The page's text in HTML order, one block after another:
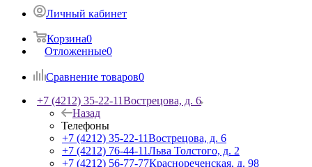
Личный кабинет
Корзина0
Отложенные0
Сравнение товаров0
+7 (4212) 35-22-11Вострецова, д. 6
Назад
Телефоны
+7 (4212) 35-22-11Вострецова, д. 6
+7 (4212) 76-44-11Льва Толстого, д. 2
+7 (4212) 56-77-77Краснореченская, д. 98